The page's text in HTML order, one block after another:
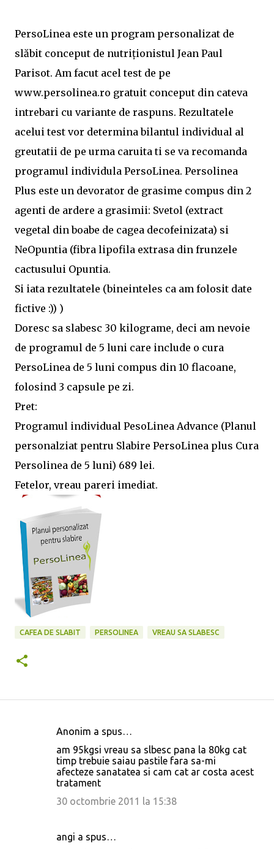
PersoLinea este un program personalizat de
slăbit conceput de nutriționistul Jean Paul
Parisot. Am facut acel test de pe
www.persolinea.ro gratuit conceput din cateva
intrebari cu variante de raspuns. Rezultatele
acelui test vor determina bilantul individual al
greutatii de pe urma caruita ti se va recomanda
programul individula PersoLinea. Persolinea
Plus este un devorator de grasime compus din 2
agenti de ardere a grasimii: Svetol (extract
vegetal din boabe de cagea decofeinizata) si
NeOpuntia (fibra lipofila extrasa din frunzele
cactusului Opuntia.
Si iata rezultatele (bineinteles ca am folosit date
fictive :)) )
Doresc sa slabesc 30 kilograme, deci am nevoie
de programul de 5 luni care include o cura
PersoLinea de 5 luni compus din 10 flacoane,
folosind 3 capsule pe zi.
Pret:
Programul individual PesoLinea Advance (Planul
personalziat pentru Slabire PersoLinea plus Cura
Persolinea de 5 luni) 689 lei.
Fetelor, vreau pareri imediat.
CAFEA DE SLABIT PERSOLINEA VREAU SA SLABESC
Anonim a spus…
am 95kgsi vreau sa slbesc pana la 80kg cat
timp trebuie saiau pastile fara sa-mi
afecteze sanatatea si cam cat ar costa acest
tratament
30 octombrie 2011 la 15:38
angi a spus…